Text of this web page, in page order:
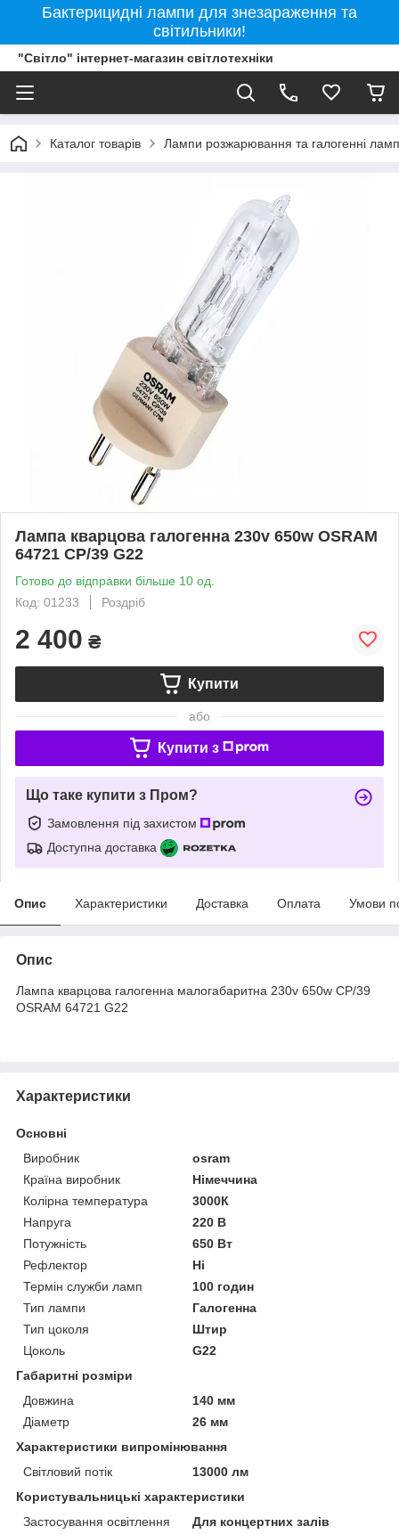
Бактерицидні лампи для знезараження та
світильники!
"Світло" інтернет-магазин світлотехніки
Каталог товарів Лампи розжарювання та галогенні
Лампа кварцова галогенна 230v 650w OSRAM
64721 CP/39 G22
Готово до відправки більше 10 од.
Код: 01233
Роздріб
2 400 ₴
Купити
або
Купити з
Що таке купити з Пром?
Замовлення під захистом
Доступна доставка
Опис Характеристики Доставка Оплата Умови
Опис
Лампа кварцова галогенна малогабаритна 230v 650w CP/39
OSRAM 64721 G22
Характеристики
Основні
Виробник
osram
Країна виробник
Німеччина
Колірна температура
3000К
Напруга
220 В
Потужність
650 Вт
Рефлектор
Ні
Термін служби ламп
100 годин
Тип лампи
Галогенна
Тип цоколя
Штир
Цоколь
G22
Габаритні розміри
Довжина
140 мм
Діаметр
26 мм
Характеристики випромінювання
Світловий потік
13000 лм
Користувальницькі характеристики
Застосування освітлення
Для концертних залів